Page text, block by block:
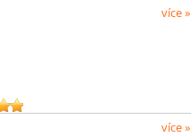
více »
více »